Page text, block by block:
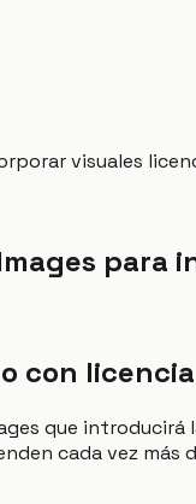
visuales
para
con licencia
que
cada vez